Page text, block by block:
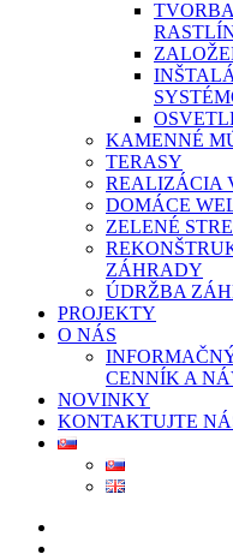
KAMENNÉ
TERASY
REALIZÁCIA
DOMÁCE
ZELENÉ
ZÁHRADY
ÚDRŽBA
PROJEKTY
O NÁS
CENNÍK A
NOVINKY
KONTAKTUJTE